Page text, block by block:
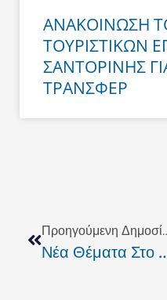
ΑΝΑΚΟΙΝΩΣΗ
ΤΟΥΡΙΣΤΙΚΩΝ
ΣΑΝΤΟΡΙΝΗΣ
ΤΡΑΝΣΦΕΡ
Νέα